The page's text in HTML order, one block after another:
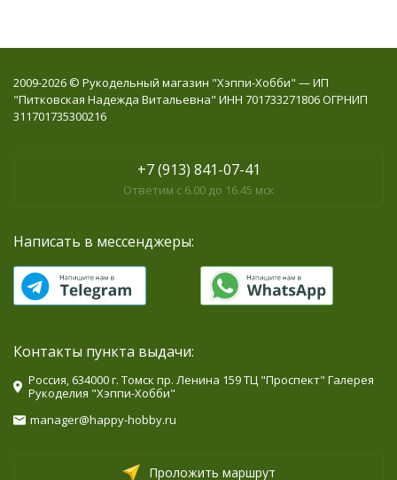
2009-2026 © Рукодельный магазин "Хэппи-Хобби" — ИП
"Питковская Надежда Витальевна" ИНН 701733271806 ОГРНИП
311701735300216
+7 (913) 841-07-41
Ответим с 6.00 до 16.45 мск
Написать в мессенджеры:
Контакты пункта выдачи:
Россия, 634000 г. Томск пр. Ленина 159 ТЦ "Проспект" Галерея
Рукоделия "Хэппи-Хобби"
manager@happy-hobby.ru
Проложить маршрут